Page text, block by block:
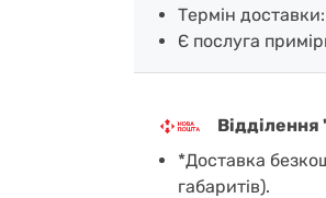
Термін
Є послуга
*Доставка
габаритів).